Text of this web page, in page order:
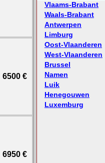
6500 €
6950 €
Vlaams-Brabant
Waals-Brabant
Antwerpen
Limburg
Oost-Vlaanderen
West-Vlaanderen
Brussel
Namen
Luik
Henegouwen
Luxemburg